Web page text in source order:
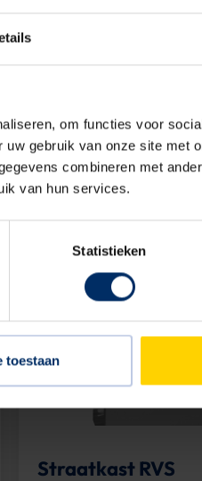
om functies voor
gebruik van onze site met
combineren met
van hun services.
Statistieken
toestaan
kleinverbruik
Compleet met RVS
Bekijk dit product
Straatkast RVS